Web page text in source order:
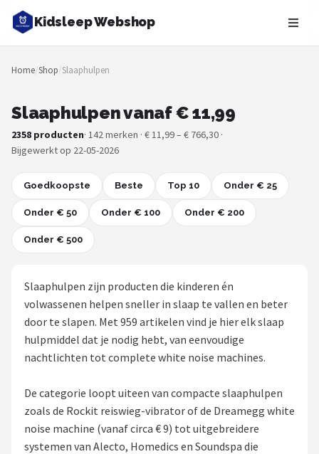
Kidsleep Webshop
Zoeken
NAVIGATIE
Merken
Blog
Slaaptrainers
Nachtlampjes
Babyprojectors
Shop
Alecto
Zazu
Home/Shop/Slaaphulpen
Slaaphulpen vanaf € 11,99
2358 producten· 142 merken · € 11,99 – € 766,30 ·
Bijgewerkt op 22-05-2026
Goedkoopste Beste Top 10 Onder € 25
Onder € 50 Onder € 100 Onder € 200
Onder € 500
Slaaphulpen zijn producten die kinderen én
volwassenen helpen sneller in slaap te vallen en beter
door te slapen. Met 959 artikelen vind je hier elk slaap
hulpmiddel dat je nodig hebt, van eenvoudige
nachtlichten tot complete white noise machines.
De categorie loopt uiteen van compacte slaaphulpen
zoals de Rockit reiswieg-vibrator of de Dreamegg white
noise machine (vanaf circa € 9) tot uitgebreidere
systemen van Alecto, Homedics en Soundspa die